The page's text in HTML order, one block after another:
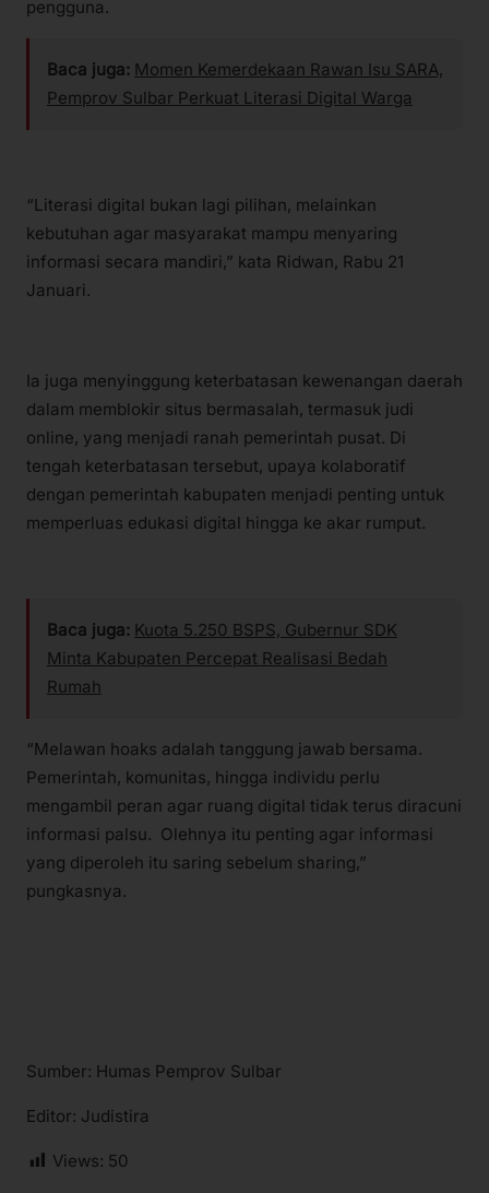
pengguna.
Baca juga: Momen Kemerdekaan Rawan Isu SARA,
Pemprov Sulbar Perkuat Literasi Digital Warga
“Literasi digital bukan lagi pilihan, melainkan
kebutuhan agar masyarakat mampu menyaring
informasi secara mandiri,” kata Ridwan, Rabu 21
Januari.
Ia juga menyinggung keterbatasan kewenangan daerah
dalam memblokir situs bermasalah, termasuk judi
online, yang menjadi ranah pemerintah pusat. Di
tengah keterbatasan tersebut, upaya kolaboratif
dengan pemerintah kabupaten menjadi penting untuk
memperluas edukasi digital hingga ke akar rumput.
Baca juga: Kuota 5.250 BSPS, Gubernur SDK
Minta Kabupaten Percepat Realisasi Bedah
Rumah
“Melawan hoaks adalah tanggung jawab bersama.
Pemerintah, komunitas, hingga individu perlu
mengambil peran agar ruang digital tidak terus diracuni
informasi palsu. Olehnya itu penting agar informasi
yang diperoleh itu saring sebelum sharing,”
pungkasnya.
Sumber: Humas Pemprov Sulbar
Editor: Judistira
Views: 50